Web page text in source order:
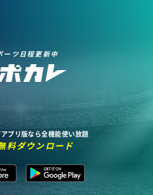
ーツ日程更新中
プリ版なら全機能使い放題
料ダウンロード